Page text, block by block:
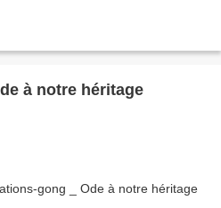
à notre héritage